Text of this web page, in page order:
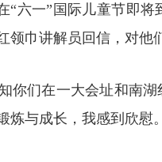
“六一”国际儿童节即
领巾讲解员回信，对他
你们在一大会址和南
与成长，我感到欣慰。